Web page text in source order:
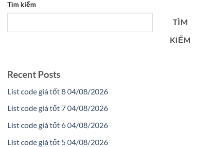
Tìm kiếm
TÌM
KIẾM
Recent Posts
List code giá tốt 8 04/08/2026
List code giá tốt 7 04/08/2026
List code giá tốt 6 04/08/2026
List code giá tốt 5 04/08/2026